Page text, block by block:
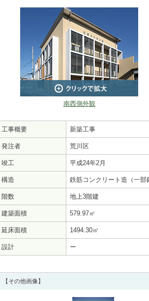
南西側外観
工事概要 新築工事
発注者 荒川区
竣工 平成24年2月
構造 鉄筋コンクリート造（一部
階数 地上3階建
建築面積 579.97㎡
延床面積 1494.30㎡
設計 ー
【その他画像】